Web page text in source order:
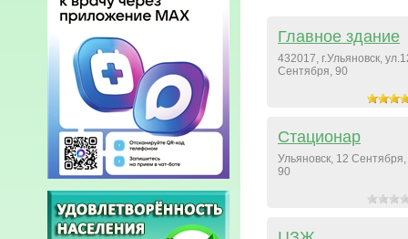
Главное здание
432017, г.Ульяновск,
Сентября, 90
Стационар
Ульяновск, 12 Сентября,
90